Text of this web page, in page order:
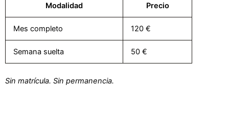
Modalidad
Precio
Mes completo 120 €
Semana suelta 50 €
Sin matrícula. Sin permanencia.